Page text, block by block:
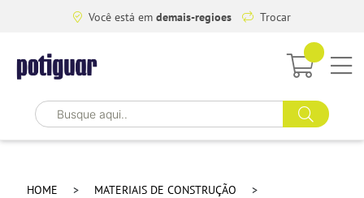
Você está em demais-regioes Trocar
HOME
MATERIAIS DE CONSTRUÇÃO